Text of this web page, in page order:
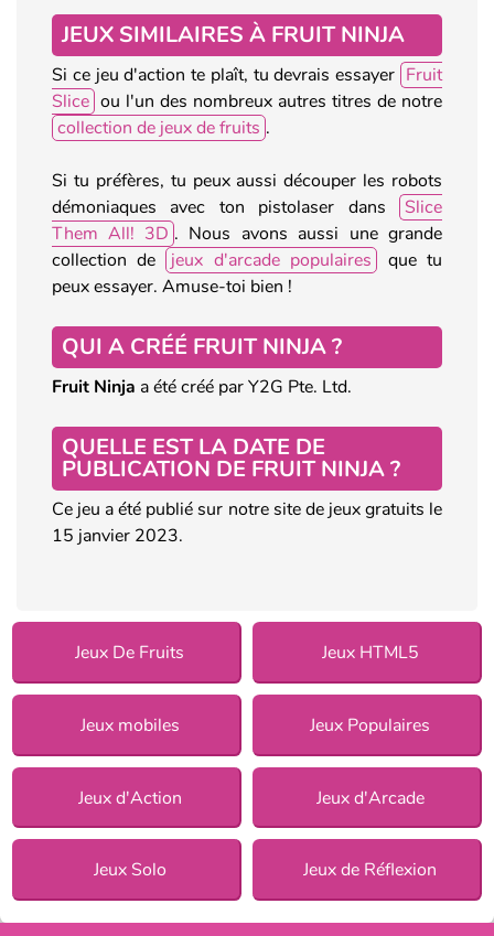
JEUX SIMILAIRES À FRUIT NINJA
Si ce jeu d'action te plaît, tu devrais essayer Fruit
Slice ou l'un des nombreux autres titres de notre
collection de jeux de fruits .
Si tu préfères, tu peux aussi découper les robots
démoniaques avec ton pistolaser dans
Slice
Them All! 3D . Nous avons aussi une grande
collection de
jeux d'arcade populaires
que tu
peux essayer. Amuse-toi bien !
QUI A CRÉÉ FRUIT NINJA ?
Fruit Ninja a été créé par Y2G Pte. Ltd.
QUELLE EST LA DATE DE
PUBLICATION DE FRUIT NINJA ?
Ce jeu a été publié sur notre site de jeux gratuits le
15 janvier 2023.
Jeux De Fruits Jeux HTML5
Jeux mobiles Jeux Populaires
Jeux d'Action Jeux d'Arcade
Jeux Solo Jeux de Réflexion